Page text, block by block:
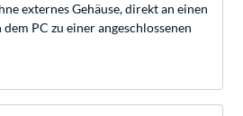
externes Gehäuse, direkt an einen
PC zu einer angeschlossenen